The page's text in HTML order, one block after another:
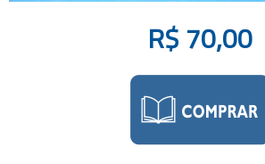
R$70,00